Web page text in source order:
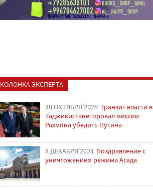
КОЛОНКА ЭКСПЕРТА
30 ОКТЯБРЯ'2025 Транзит власти в
Таджикистане: провал миссии
Рахмона убедить Путина
8 ДЕКАБРЯ'2024 Поздравление с
уничтожением режима Асада